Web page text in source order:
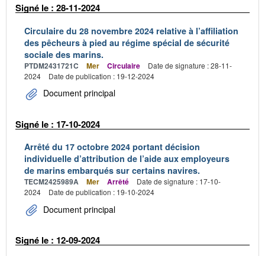
Signé le : 28-11-2024
Circulaire du 28 novembre 2024 relative à l’affiliation
des pêcheurs à pied au régime spécial de sécurité
sociale des marins.
PTDM2431721C Mer Circulaire
Date de signature : 28-11-
2024
Date de publication : 19-12-2024
Document principal
Signé le : 17-10-2024
Arrêté du 17 octobre 2024 portant décision
individuelle d’attribution de l’aide aux employeurs
de marins embarqués sur certains navires.
TECM2425989A Mer Arrêté
Date de signature : 17-10-
2024
Date de publication : 19-10-2024
Document principal
Signé le : 12-09-2024